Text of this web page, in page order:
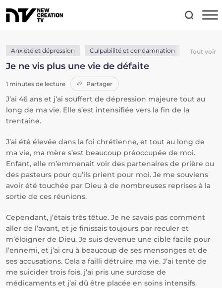
Anxiété et dépression Culpabilité et condamnation Identité
Tout voir
Je ne vis plus une vie de défaite
1 minutes de lecture Partager
J’ai 46 ans et j’ai souffert de dépression majeure tout au
long de ma vie. Elle s’est intensifiée vers la fin de la
trentaine.
J’ai été élevée dans la foi chrétienne, et tout au long de
ma vie, ma mère s’est beaucoup préoccupée de moi.
Enfant, elle m’emmenait voir des partenaires de prière ou
des pasteurs pour qu’ils prient pour moi. Je me souviens
avoir été touchée par Dieu à de nombreuses reprises à la
sortie de ces réunions.
Cependant, j’étais très têtue. Je ne savais pas comment
aller de l’avant, et je finissais toujours par reculer et
m’éloigner de Dieu. Je suis devenue une cible facile pour
l’ennemi, et j’ai cru à beaucoup de ses mensonges et de
ses accusations. Cela a failli détruire ma vie. J’ai tenté de
me suicider trois fois, j’ai pris une surdose de
médicaments et j’ai dû être placée en soins intensifs.